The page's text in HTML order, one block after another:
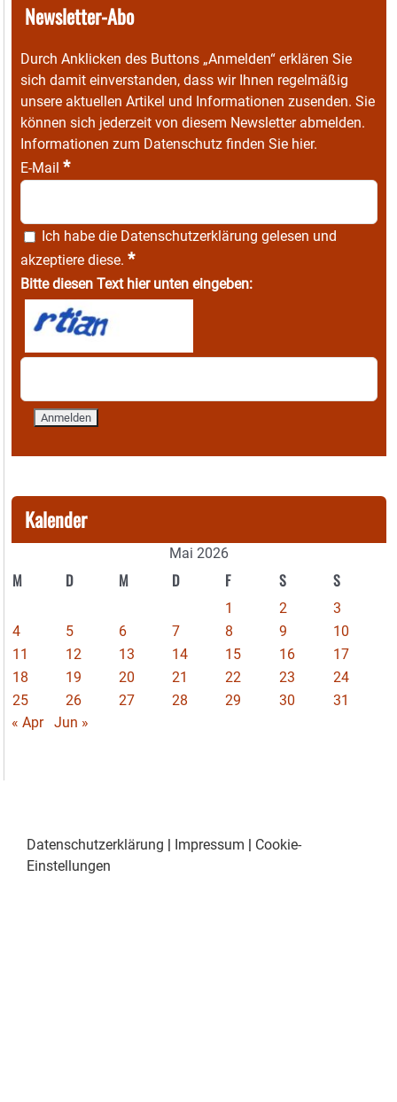
Newsletter-Abo
Durch Anklicken des Buttons „Anmelden“ erklären Sie
sich damit einverstanden, dass wir Ihnen regelmäßig
unsere aktuellen Artikel und Informationen zusenden. Sie
können sich jederzeit von diesem Newsletter abmelden.
Informationen zum Datenschutz finden Sie hier.
E-Mail *
Ich habe die Datenschutzerklärung gelesen und
akzeptiere diese. *
Bitte diesen Text hier unten eingeben:
Kalender
Mai 2026
M D M D F S S
1 2
3
4
5 6 7 8 9
10
11
12 13 14 15 16
17
18
19 20 21 22 23
24
25
26 27 28 29 30
31
« Apr
Jun »
Datenschutzerklärung | Impressum | Cookie-
Einstellungen